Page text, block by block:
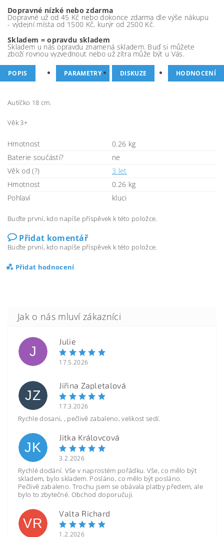
Dopravné nízké nebo zdarma
Dopravné už od 45 Kč nebo dokonce zdarma dle výše nákupu
- výdejní místa od 1500 Kč, kurýr od 2500 Kč.
Skladem = opravdu skladem
Skladem u nás opravdu znamená skladem. Buď si můžete
zboží rovnou vyzvednout nebo už zítra může být u Vás.
POPIS PARAMETRY DISKUZE HODNOCENÍ
Autíčko 18 cm.
Věk 3+
Hmotnost
0.26 kg
Baterie součástí?
ne
Věk od (?)
3 let
Hmotnost
0.26 kg
Pohlaví
kluci
Buďte první, kdo napíše příspěvek k této položce.
Přidat komentář
Buďte první, kdo napíše příspěvek k této položce.
Přidat hodnocení
J
Julie
17.5.2026
JZ
Jiřina Zapletalová
17.3.2026
Rychle dosani, , pečlivě zabaleno, velikost sedí.
JK
Jitka Královcová
3.2.2026
Rychlé dodání. Vše v naprostém pořádku. Vše, co mělo být
skladem, bylo skladem. Posláno, co mělo být posláno.
Pečlivě zabaleno. Trochu jsem se obávala platby předem, ale
bylo to zbytečné. Obchod doporučuji.
VR
Valta Richard
1.2.2026